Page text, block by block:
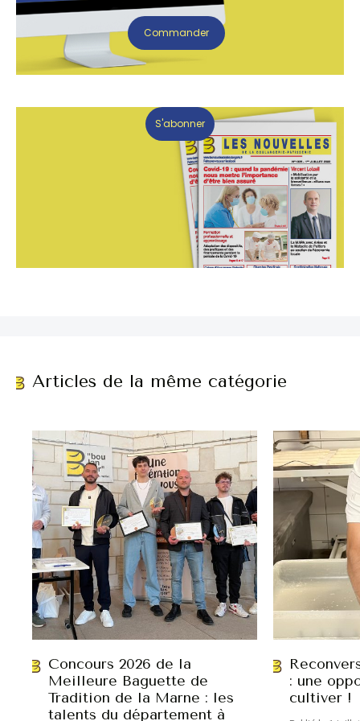
Commander
S'abonner
Articles de la même catégorie
Concours 2026 de la
Meilleure Baguette de
Tradition de la Marne : les
talents du département à
: une
cultiver !